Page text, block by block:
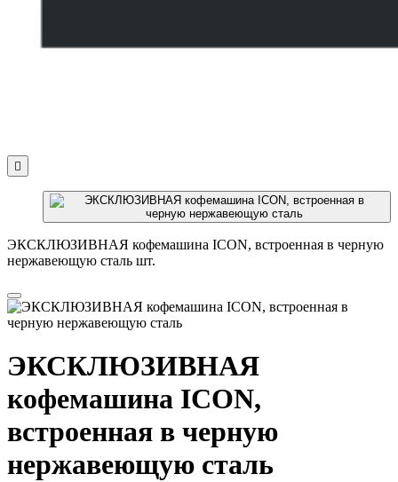

ЭКСКЛЮЗИВНАЯ кофемашина ICON, встроенная в черную
нержавеющую сталь шт.
ЭКСКЛЮЗИВНАЯ
кофемашина ICON,
встроенная в черную
нержавеющую сталь